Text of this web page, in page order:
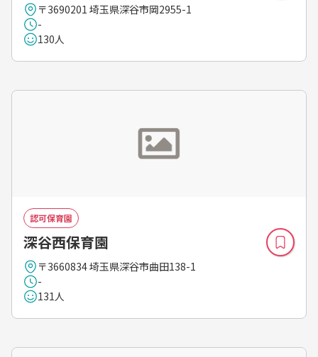
〒3690201 埼玉県深谷市岡2955-1
-
130人
認可保育園
深谷西保育園
〒3660834 埼玉県深谷市曲田138-1
-
131人